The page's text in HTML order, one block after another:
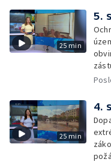
25 min
5.
ze
pro
25 min
4.